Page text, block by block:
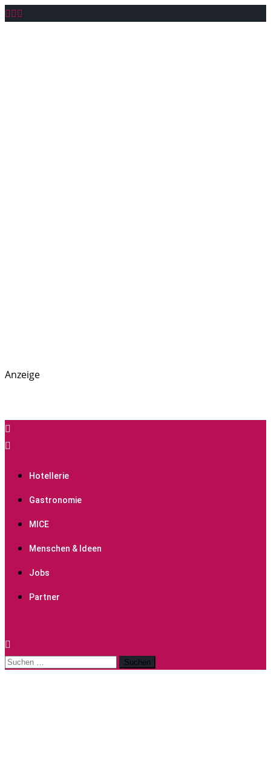
Skip
PREGAS: News- und Presseportal für die Hotellerie,
Anzeige
Hotellerie
Gastronomie
MICE
Menschen & Ideen
Jobs
Partner
Suchen